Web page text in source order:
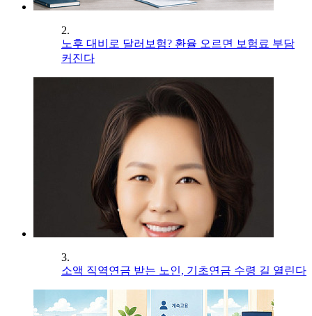
2.
노후 대비로 달러보험? 환율 오르면 보험료 부담
커진다
3.
소액 직역연금 받는 노인, 기초연금 수령 길 열린다